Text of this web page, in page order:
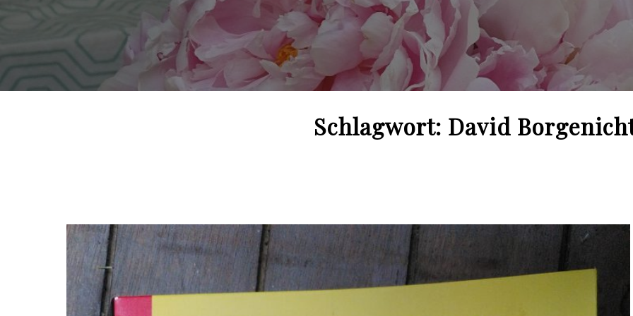
Schlagwort: David